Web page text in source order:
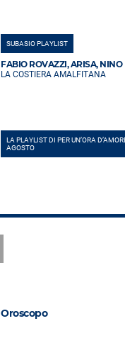
SUBASIO PLAYLIST
FABIO ROVAZZI, ARISA, NINO
LA COSTIERA AMALFITANA
LA PLAYLIST DI PER UN’ORA
AGOSTO
Oroscopo